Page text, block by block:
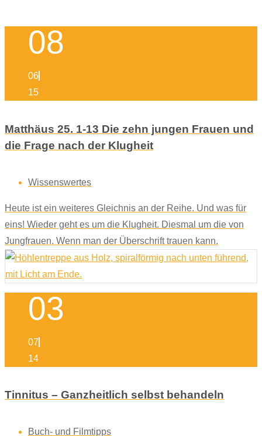
08
06
15
Matthäus 25. 1-13 Die zehn jungen Frauen und
die Frage nach der Klugheit
Wissenswertes
Heute ist ein weiteres Gleichnis an der Reihe. Und was für
eins! Wieder geht es um die Klugheit. Diesmal um die von
Jungfrauen. Wenn man der Überschrift trauen kann.
03
07
14
Tinnitus – Ganzheitlich selbst behandeln
Buch- und Filmtipps